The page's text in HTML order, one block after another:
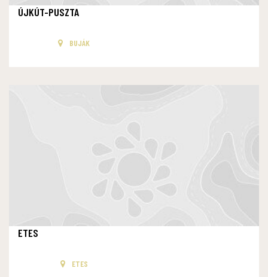
ÚJKÚT-PUSZTA
BUJÁK
ETES
ETES